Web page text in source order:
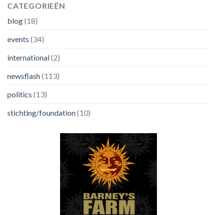
CATEGORIEËN
blog(18)
events (34)
international(2)
newsflash(113)
politics (13)
stichting/foundation(10)